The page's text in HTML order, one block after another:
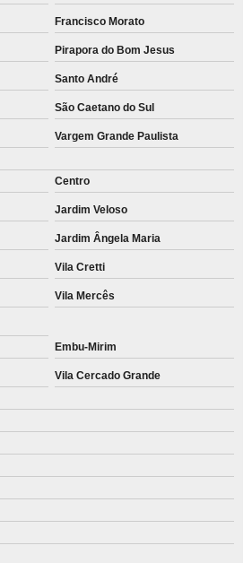
Francisco Morato
Pirapora do Bom Jesus
Santo André
São Caetano do Sul
Vargem Grande Paulista
Centro
Jardim Veloso
Jardim Ângela Maria
Vila Cretti
Vila Mercês
Embu-Mirim
Vila Cercado Grande